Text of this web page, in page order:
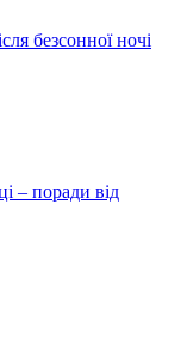
безсонної ночі
– поради від